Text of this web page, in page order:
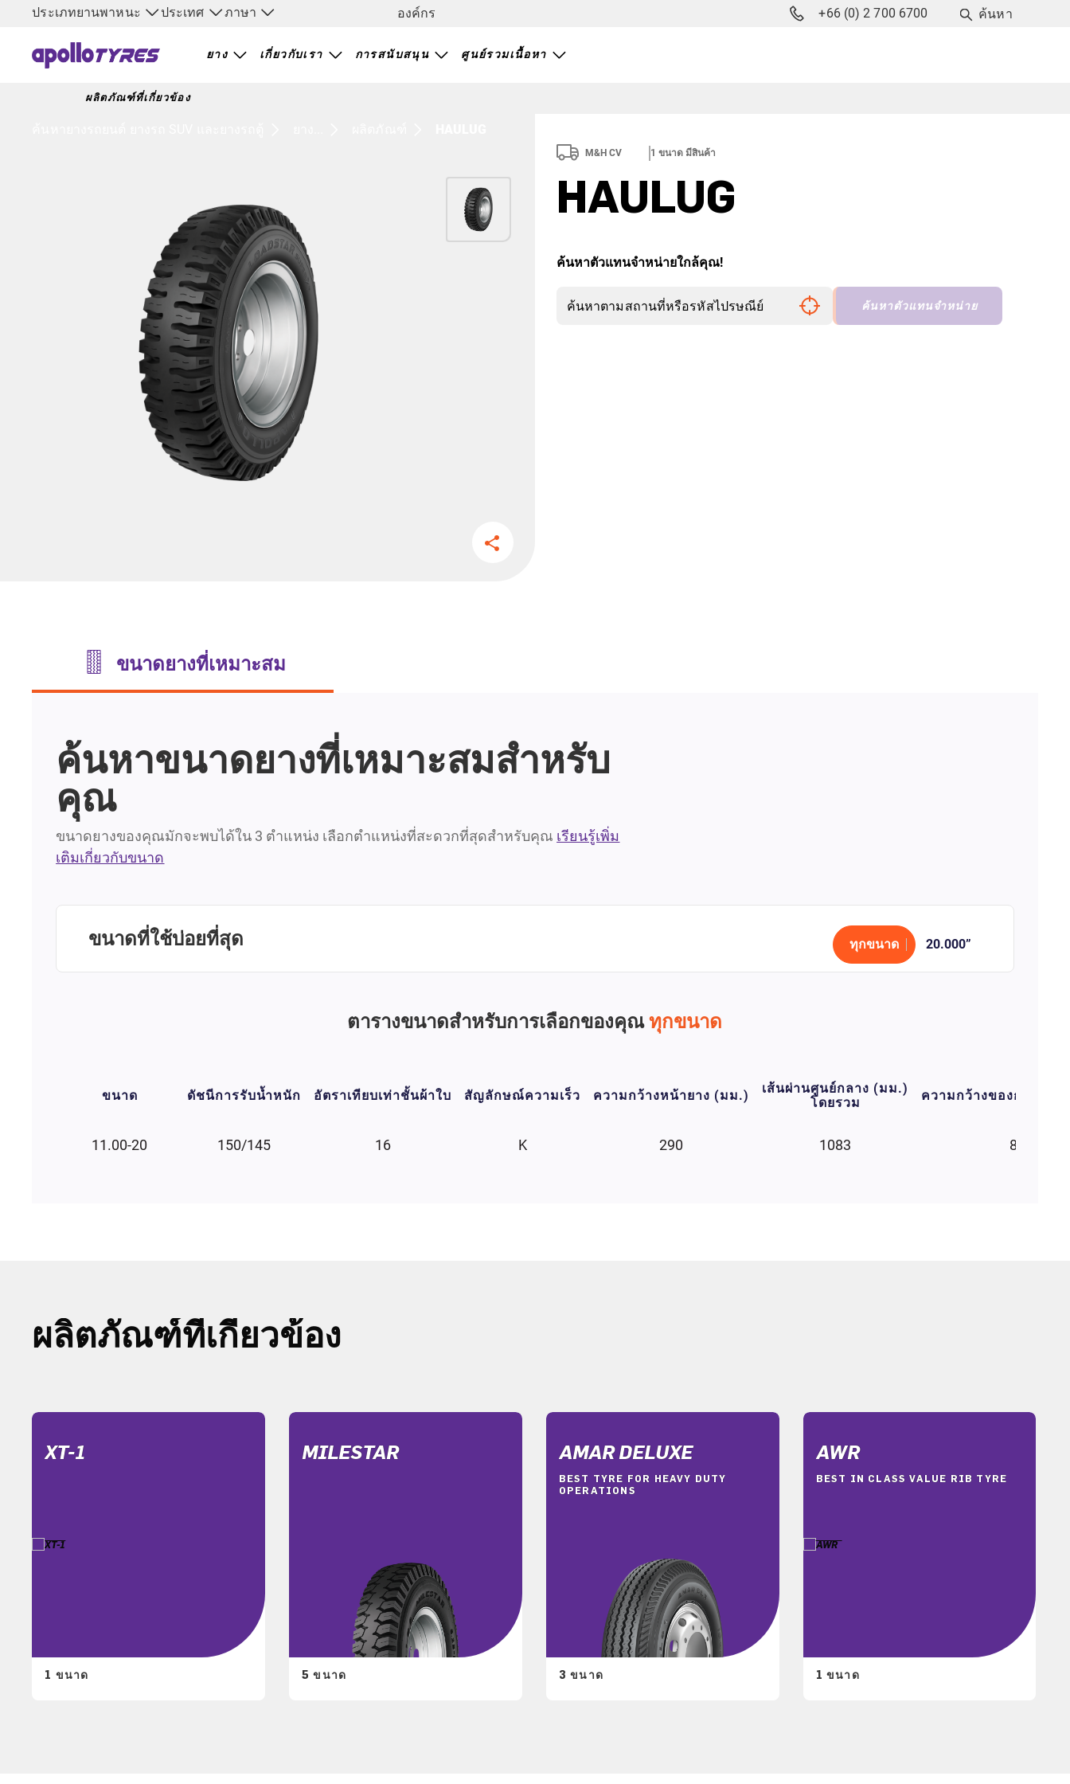
ประเภทยานพาหนะ ประเทศ ภาษา องค์กร +66 (0) 2 700 6700 ค้นหา
ยาง เกี่ยวกับเรา การสนับสนุน ศูนย์รวมเนื้อหา
ผลิตภัณฑ์ที่เกี่ยวข้อง
M&H CV 1 ขนาด มีสินค้า
HAULUG
ค้นหาตัวแทนจำหน่ายใกล้คุณ!
ค้นหาตัวแทนจำหน่าย
ขนาดยางที่เหมาะสม
ค้นหาขนาดยางที่เหมาะสมสำหรับ
คุณ
ขนาดยางของคุณมักจะพบได้ใน 3 ตำแหน่ง เลือกตำแหน่งที่สะดวกที่สุดสำหรับคุณ เรียนรู้เพิ่ม
เติมเกี่ยวกับขนาด
ขนาดที่ใช้บ่อยที่สุด ทุกขนาด 20.000”
ตารางขนาดสำหรับการเลือกของคุณทุกขนาด
ขนาด ดัชนีการรับน้ำหนัก อัตราเทียบเท่าชั้นผ้าใบ สัญลักษณ์ความเร็ว ความกว้างหน้ายาง (มม.)
เส้นผ่านศูนย์กลาง (มม.)
โดยรวม
ความกว้างของกะทะล้
11.00-20 150/145 16 K 290 1083 8.0
ผลิตภัณฑ์ที่เกี่ยวข้อง
XT-1
1 ขนาด
MILESTAR
5 ขนาด
AMAR DELUXE
BEST TYRE FOR HEAVY DUTY
OPERATIONS
3 ขนาด
AWR
BEST IN CLASS VALUE RIB TYRE
1 ขนาด